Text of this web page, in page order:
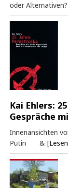
oder Alternativen?
Kai Ehlers:
Gespräche
Innenansichten
Putin &